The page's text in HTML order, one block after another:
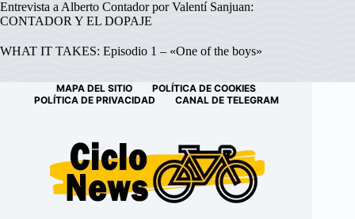
Entrevista a Alberto Contador por Valentí Sanjuan:
CONTADOR Y EL DOPAJE
WHAT IT TAKES: Episodio 1 – «One of the boys»
MAPA DEL SITIO
POLÍTICA DE COOKIES
POLÍTICA DE PRIVACIDAD
CANAL DE TELEGRAM